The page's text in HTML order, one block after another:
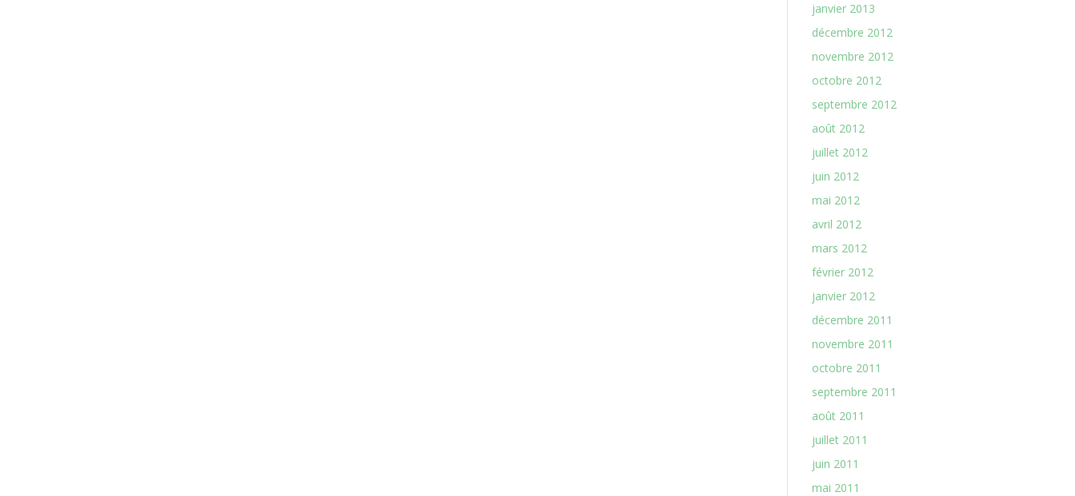
janvier 2013
décembre 2012
novembre 2012
octobre 2012
septembre 2012
août 2012
juillet 2012
juin 2012
mai 2012
avril 2012
mars 2012
février 2012
janvier 2012
décembre 2011
novembre 2011
octobre 2011
septembre 2011
août 2011
juillet 2011
juin 2011
mai 2011